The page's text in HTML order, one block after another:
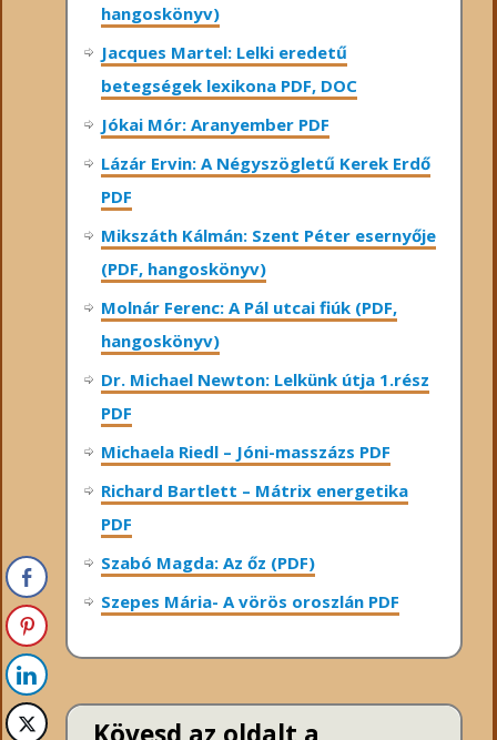
hangoskönyv)
Jacques Martel: Lelki eredetű
betegségek lexikona PDF, DOC
Jókai Mór: Aranyember PDF
Lázár Ervin: A Négyszögletű Kerek Erdő
PDF
Mikszáth Kálmán: Szent Péter esernyője
(PDF, hangoskönyv)
Molnár Ferenc: A Pál utcai fiúk (PDF,
hangoskönyv)
Dr. Michael Newton: Lelkünk útja 1.rész
PDF
Michaela Riedl – Jóni-masszázs PDF
Richard Bartlett – Mátrix energetika
PDF
Szabó Magda: Az őz (PDF)
Szepes Mária- A vörös oroszlán PDF